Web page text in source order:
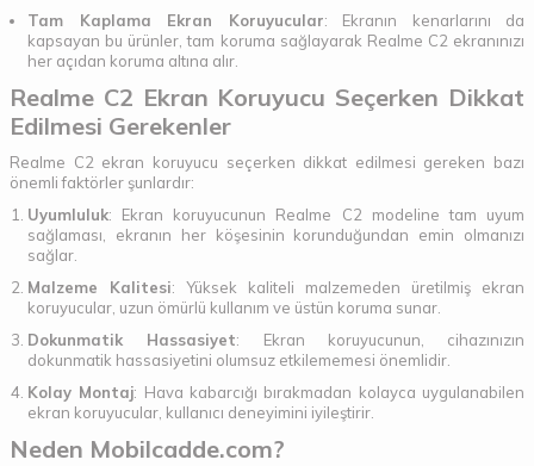
Tam Kaplama Ekran Koruyucular: Ekranın kenarlarını da
kapsayan bu ürünler, tam koruma sağlayarak Realme C2 ekranınızı
her açıdan koruma altına alır.
Realme C2 Ekran Koruyucu Seçerken Dikkat
Edilmesi Gerekenler
Realme C2 ekran koruyucu seçerken dikkat edilmesi gereken bazı
önemli faktörler şunlardır:
Uyumluluk: Ekran koruyucunun Realme C2 modeline tam uyum
sağlaması, ekranın her köşesinin korunduğundan emin olmanızı
sağlar.
Malzeme Kalitesi: Yüksek kaliteli malzemeden üretilmiş ekran
koruyucular, uzun ömürlü kullanım ve üstün koruma sunar.
Dokunmatik Hassasiyet: Ekran koruyucunun, cihazınızın
dokunmatik hassasiyetini olumsuz etkilememesi önemlidir.
Kolay Montaj: Hava kabarcığı bırakmadan kolayca uygulanabilen
ekran koruyucular, kullanıcı deneyimini iyileştirir.
Neden Mobilcadde.com?